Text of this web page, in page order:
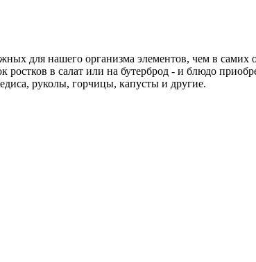
для нашего организма элементов, чем в самих
в салат или на бутерброд - и блюдо
руколы, горчицы, капусты и другие.